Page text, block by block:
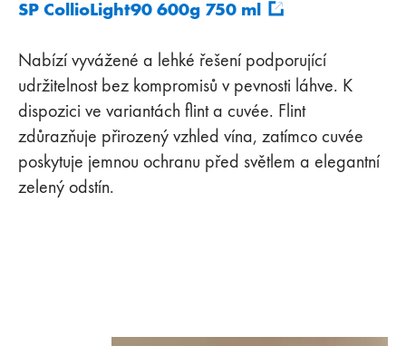
SP CollioLight90 600g 750 ml
Nabízí vyvážené a lehké řešení podporující
udržitelnost bez kompromisů v pevnosti láhve. K
dispozici ve variantách flint a cuvée. Flint
zdůrazňuje přirozený vzhled vína, zatímco cuvée
poskytuje jemnou ochranu před světlem a elegantní
zelený odstín.
Burgundy Nuova70 550g 750 ml
Bordeaux MED 3 495 g 750 ml
Spumantino 60 180g 200ml